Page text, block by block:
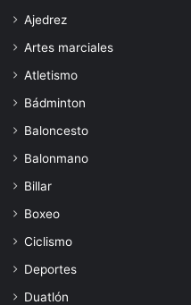
Ajedrez
Artes marciales
Atletismo
Bádminton
Baloncesto
Balonmano
Billar
Boxeo
Ciclismo
Deportes
Duatlón